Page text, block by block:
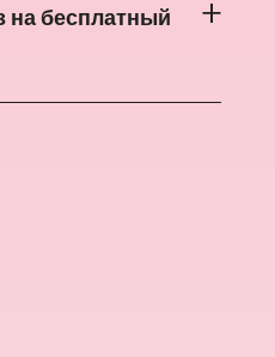
на бесплатный